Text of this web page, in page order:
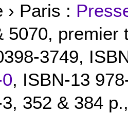
› Paris :
5070, premier
3749,
, ISBN-13
, 352 & 384